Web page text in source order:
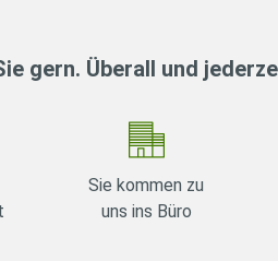
gern. Überall und
Sie kommen zu
uns ins Büro